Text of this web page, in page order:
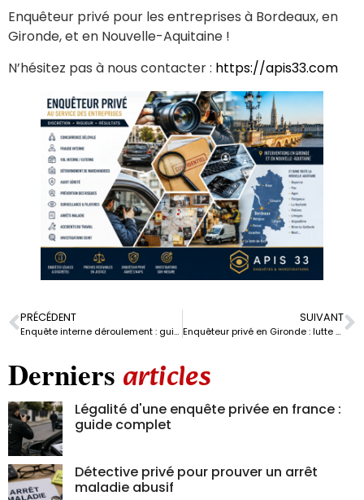
Enquêteur privé pour les entreprises à Bordeaux, en
Gironde, et en Nouvelle-Aquitaine !
N’hésitez pas à nous contacter : https://apis33.com
PRÉCÉDENT
Enquête interne déroulement : guide pour mener chaque étape
SUIVANT
Enquêteur privé en Gironde : lutte contre les faux arrêts maladie
Derniers articles
Légalité d'une enquête privée en france :
guide complet
Détective privé pour prouver un arrêt
maladie abusif